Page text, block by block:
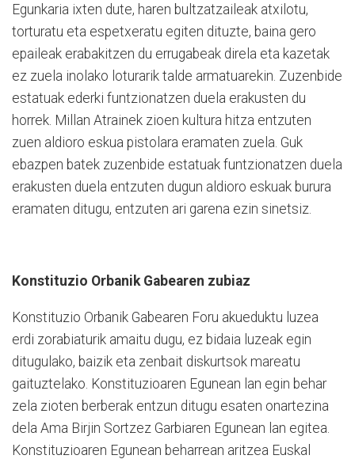
Egunkaria ixten dute, haren bultzatzaileak atxilotu,
torturatu eta espetxeratu egiten dituzte, baina gero
epaileak erabakitzen du errugabeak direla eta kazetak
ez zuela inolako loturarik talde armatuarekin. Zuzenbide
estatuak ederki funtzionatzen duela erakusten du
horrek. Millan Atrainek zioen kultura hitza entzuten
zuen aldioro eskua pistolara eramaten zuela. Guk
ebazpen batek zuzenbide estatuak funtzionatzen duela
erakusten duela entzuten dugun aldioro eskuak burura
eramaten ditugu, entzuten ari garena ezin sinetsiz.
Konstituzio Orbanik Gabearen zubiaz
Konstituzio Orbanik Gabearen Foru akueduktu luzea
erdi zorabiaturik amaitu dugu, ez bidaia luzeak egin
ditugulako, baizik eta zenbait diskurtsok mareatu
gaituztelako. Konstituzioaren Egunean lan egin behar
zela zioten berberak entzun ditugu esaten onartezina
dela Ama Birjin Sortzez Garbiaren Egunean lan egitea.
Konstituzioaren Egunean beharrean aritzea Euskal